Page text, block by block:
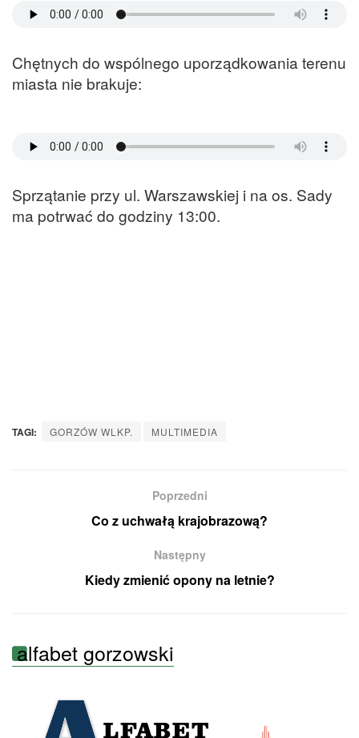
Chętnych do wspólnego uporządkowania terenu
miasta nie brakuje:
Sprzątanie przy ul. Warszawskiej i na os. Sady
ma potrwać do godziny 13:00.
TAGI: GORZÓW WLKP. MULTIMEDIA
Poprzedni
Co z uchwałą krajobrazową?
Następny
Kiedy zmienić opony na letnie?
alfabet gorzowski